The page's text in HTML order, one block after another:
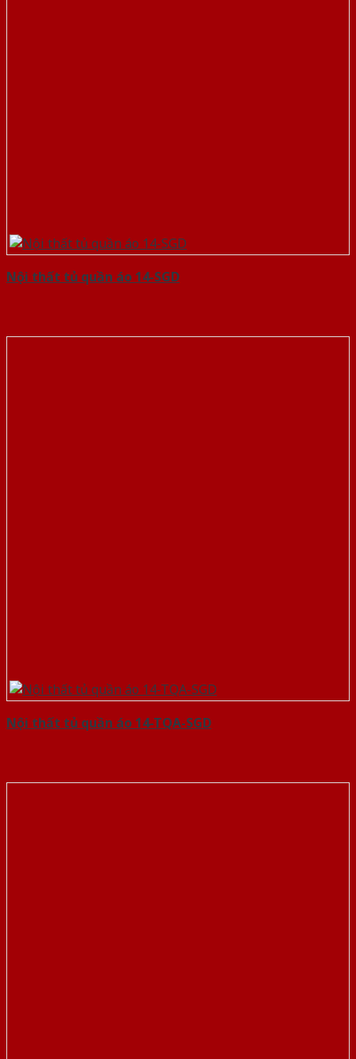
Nội thất tủ quần áo 14-SGD
Nội thất tủ quần áo 14-TQA-SGD